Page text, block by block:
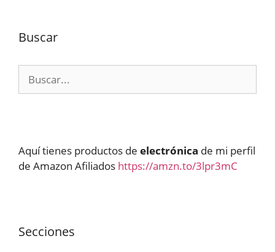
Buscar
Aquí tienes productos de electrónica de mi perfil
de Amazon Afiliados https://amzn.to/3lpr3mC
Secciones